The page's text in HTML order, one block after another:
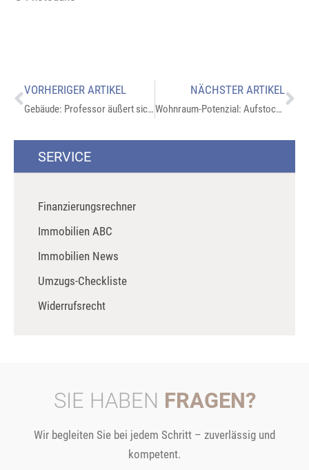
VORHERIGER ARTIKEL
Gebäude: Professor äußert sich zu Wärmepumpen
NÄCHSTER ARTIKEL
Wohnraum-Potenzial: Aufstockung mit Holzbauweise
SERVICE
Finanzierungsrechner
Immobilien ABC
Immobilien News
Umzugs-Checkliste
Widerrufsrecht
SIE HABEN FRAGEN?
Wir begleiten Sie bei jedem Schritt – zuverlässig und
kompetent.